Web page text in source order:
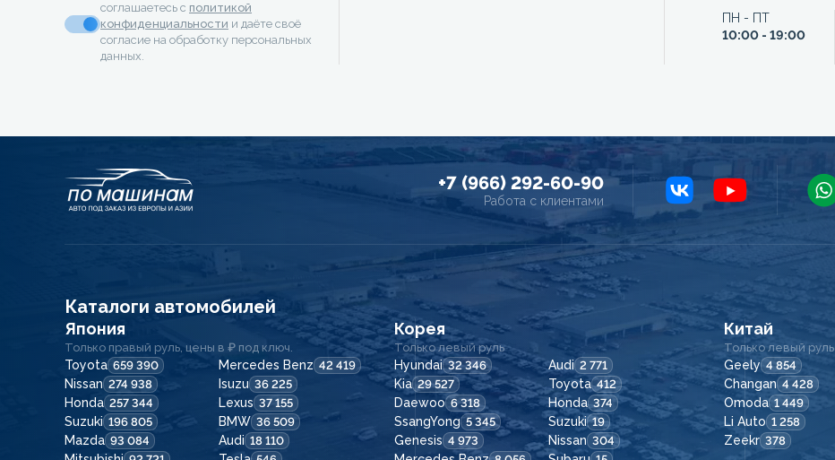
соглашаетесь с политикой
конфиденциальности и даёте своё
согласие на обработку персональных
данных.
ПН - ПТ
10:00 - 19:00
+7 (966) 292-60-90
Работа с клиентами
Каталоги автомобилей
Япония
Только правый руль, цены в ₽ под ключ.
Toyota 659 390 Mercedes Benz 42 419
Nissan 274 938 Isuzu 36 225
Honda 257 344 Lexus 37 155
Suzuki 196 805 BMW 36 509
Mazda 93 084 Audi 18 110
Корея
Только левый руль
Hyundai 32 346 Audi 2 771
Kia 29 527 Toyota 412
Daewoo 6 318 Honda 374
SsangYong 5 345 Suzuki 19
Genesis 4 973 Nissan 304
Китай
Только левый руль
Geely 4 854
Changan 4 428
Omoda 1 449
Li Auto 1 258
Zeekr 378